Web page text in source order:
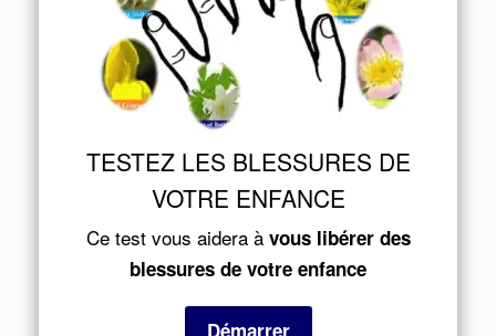
TESTEZ LES BLESSURES DE
VOTRE ENFANCE
Ce test vous aidera à vous libérer des
blessures de votre enfance